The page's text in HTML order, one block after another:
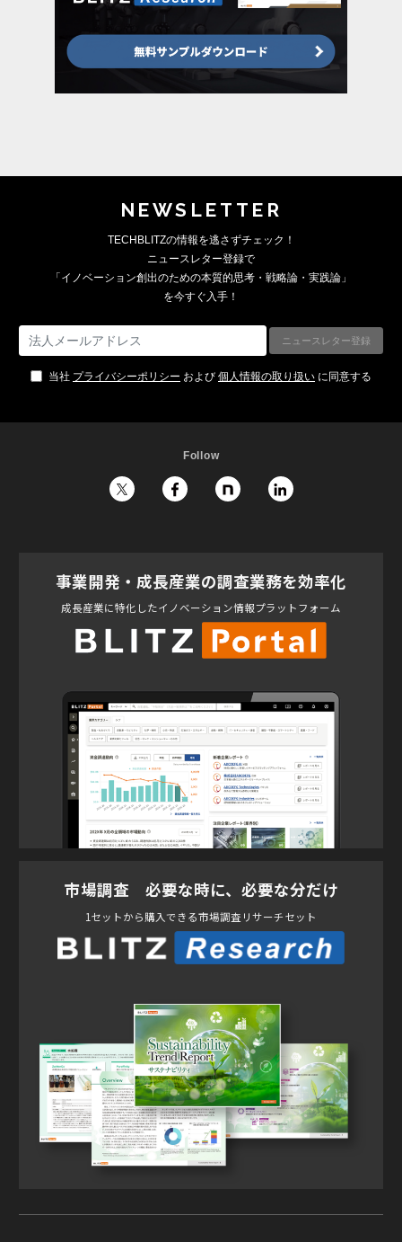
NEWSLETTER
TECHBLITZの情報を逃さずチェック！
ニュースレター登録で
「イノベーション創出のための本質的思考・戦略論・実践論」
を今すぐ入手！
当社 プライバシーポリシー および 個人情報の取り扱い に同意する
Follow
事業開発・成長産業の調査業務を効率化
成長産業に特化したイノベーション情報プラットフォーム
市場調査 必要な時に、必要な分だけ
1セットから購入できる市場調査リサーチセット